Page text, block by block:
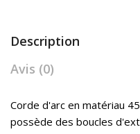
Description
Avis (0)
Corde d'arc en matériau
possède des boucles